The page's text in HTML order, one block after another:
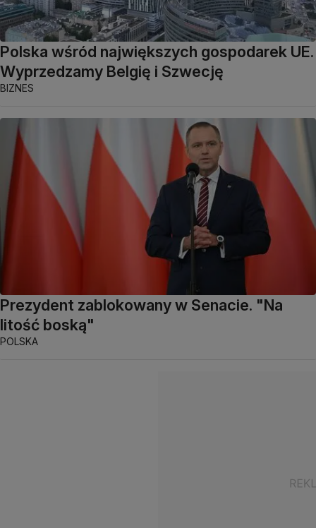
Polska wśród największych gospodarek UE.
Wyprzedzamy Belgię i Szwecję
BIZNES
Prezydent zablokowany w Senacie. "Na
litość boską"
POLSKA